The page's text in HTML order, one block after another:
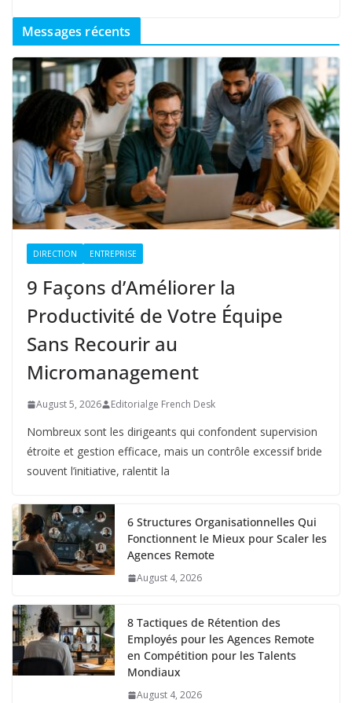
Messages récents
DIRECTION ENTREPRISE
9 Façons d’Améliorer la
Productivité de Votre Équipe
Sans Recourir au
Micromanagement
August 5, 2026 Editorialge French Desk
Nombreux sont les dirigeants qui confondent supervision
étroite et gestion efficace, mais un contrôle excessif bride
souvent l’initiative, ralentit la
6 Structures Organisationnelles Qui
Fonctionnent le Mieux pour Scaler les
Agences Remote
August 4, 2026
8 Tactiques de Rétention des
Employés pour les Agences Remote
en Compétition pour les Talents
Mondiaux
August 4, 2026